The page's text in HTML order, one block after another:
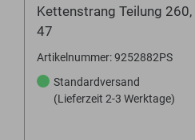
Kettenstrang Teilung 260,
47
Artikelnummer: 9252882PS
Standardversand
(Lieferzeit 2-3 Werktage)